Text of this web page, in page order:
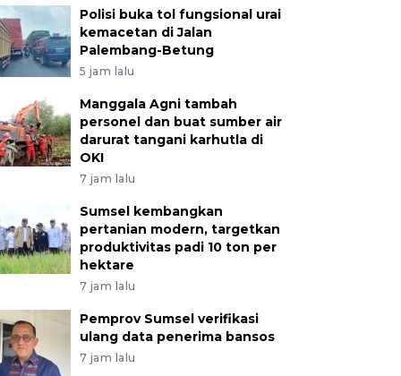
Polisi buka tol fungsional urai
kemacetan di Jalan
Palembang-Betung
5 jam lalu
Manggala Agni tambah
personel dan buat sumber air
darurat tangani karhutla di
OKI
7 jam lalu
Sumsel kembangkan
pertanian modern, targetkan
produktivitas padi 10 ton per
hektare
7 jam lalu
Pemprov Sumsel verifikasi
ulang data penerima bansos
7 jam lalu